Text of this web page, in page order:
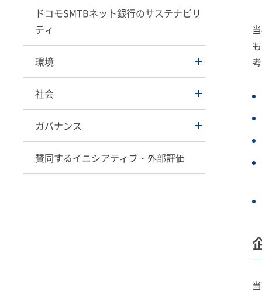
ドコモSMTBネット銀行のサステナビリ
ティ
環境
社会
ガバナンス
賛同するイニシアティブ・外部評価